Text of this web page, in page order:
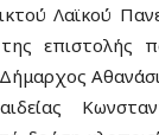
Λαϊκού
επιστολής